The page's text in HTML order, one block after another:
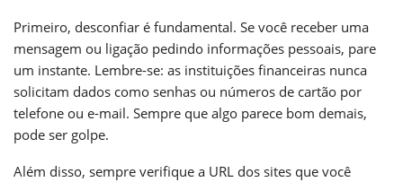
Primeiro, desconfiar é fundamental. Se você receber uma
mensagem ou ligação pedindo informações pessoais, pare
um instante. Lembre-se: as instituições financeiras nunca
solicitam dados como senhas ou números de cartão por
telefone ou e-mail. Sempre que algo parece bom demais,
pode ser golpe.
Além disso, sempre verifique a URL dos sites que você